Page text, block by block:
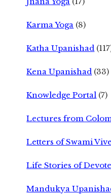
Karma Yoga (8)
Katha Upanishad
Kena Upanishad (33)
Knowledge Portal (7)
Lectures from
Letters of Swami
Life Stories of
Mandukya